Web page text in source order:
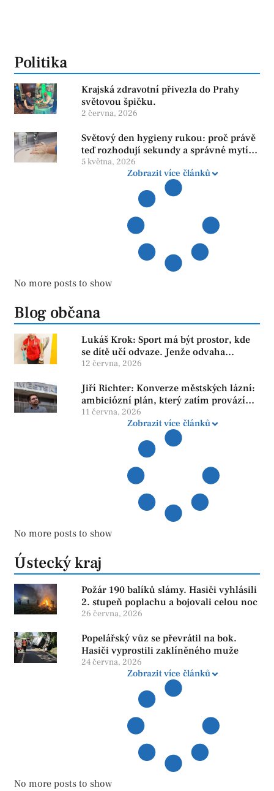
Politika
Krajská zdravotní přivezla do Prahy
světovou špičku.
2 června, 2026
Světový den hygieny rukou: proč právě
teď rozhodují sekundy a správné mytí
rukou
5 května, 2026
Zobrazit více článků
No more posts to show
Blog občana
Lukáš Krok: Sport má být prostor, kde
se dítě učí odvaze. Jenže odvaha
neroste tam, kde se bojí udělat chybu.
12 června, 2026
Jiří Richter: Konverze městských lázní:
ambiciózní plán, který zatím provází
více otazníků než jistot
11 června, 2026
Zobrazit více článků
No more posts to show
Ústecký kraj
Požár 190 balíků slámy. Hasiči vyhlásili
2. stupeň poplachu a bojovali celou noc
26 června, 2026
Popelářský vůz se převrátil na bok.
Hasiči vyprostili zaklíněného muže
24 června, 2026
Zobrazit více článků
No more posts to show